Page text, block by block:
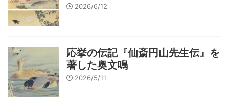
2026/6/12
応挙の伝記『仙斎円山先生伝』を
著した奥文鳴
2026/5/11